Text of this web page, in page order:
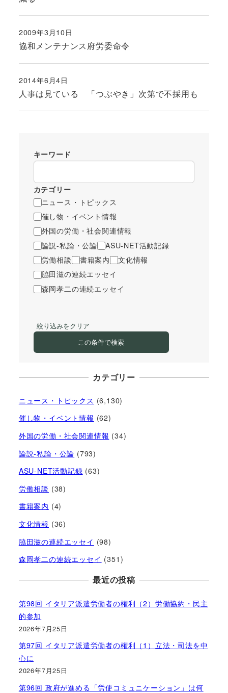
協和メンテナンス府労委命令
投稿日
2009年3月10日
人事は見ている 「つぶやき」次第で不採用も
投稿日
2014年6月4日
キーワード
カテゴリー
ニュース・トピックス
催し物・イベント情報
外国の労働・社会関連情報
論説-私論・公論
ASU-NET活動記録
労働相談
書籍案内
文化情報
脇田滋の連続エッセイ
森岡孝二の連続エッセイ
絞り込みをクリア
この条件で検索
カテゴリー
ニュース・トピックス (6,130)
催し物・イベント情報 (62)
外国の労働・社会関連情報 (34)
論説-私論・公論 (793)
ASU-NET活動記録 (63)
労働相談 (38)
書籍案内 (4)
文化情報 (36)
脇田滋の連続エッセイ (98)
森岡孝二の連続エッセイ (351)
最近の投稿
第98回 イタリア派遣労働者の権利（2）労働協約・民主
的参加
2026年7月25日
第97回 イタリア派遣労働者の権利（1）立法・司法を中
心に
2026年7月25日
第96回 政府が進める「労使コミュニケーション」は何